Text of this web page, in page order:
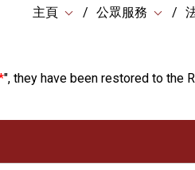
主頁 公眾服務
", they have been restored to the